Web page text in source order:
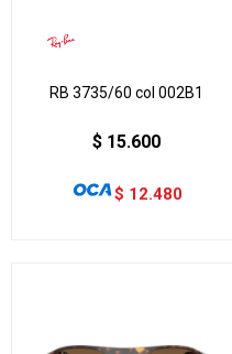
RB 3735/60 col 002B1
$ 15.600
$ 12.480